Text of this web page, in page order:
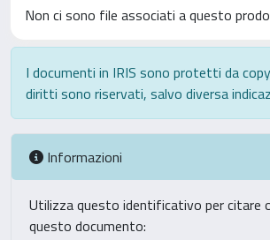
Non ci sono file associati a questo
I documenti in IRIS sono protetti da
diritti sono riservati, salvo diversa
Informazioni
Utilizza questo identificativo per citare
questo documento: